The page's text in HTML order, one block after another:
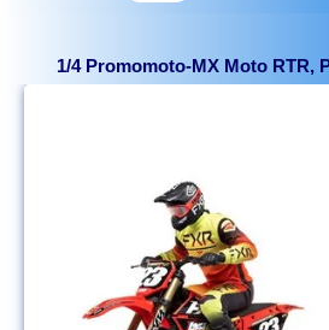
1/4 Promomoto-MX Moto RTR,